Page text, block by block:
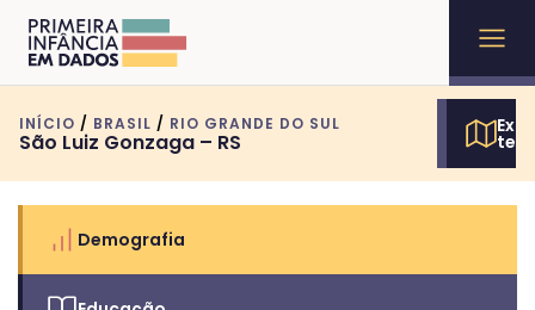
INÍCIO / BRASIL / RIO GRANDE DO SUL
São Luiz Gonzaga – RS
Demografia